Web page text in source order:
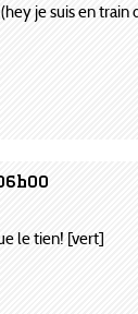
je suis en
le tien! [vert]